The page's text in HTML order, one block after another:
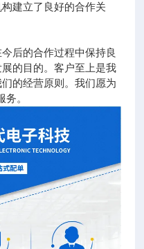
建立了良好的合作关
后的合作过程中保持良
的目的。客户至上是我
的经营原则。我们愿为
。